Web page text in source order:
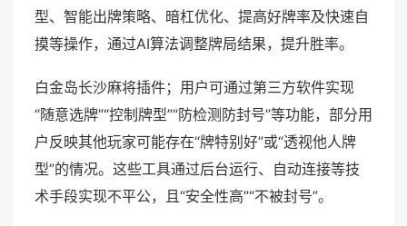
型、智能出牌策略、暗杠优化、提高好牌率及快速自
摸等操作，通过AI算法调整牌局结果，提升胜率。
白金岛长沙麻将插件；用户可通过第三方软件实现
“随意选牌”“控制牌型”“防检测防封号”等功能，部分用
户反映其他玩家可能存在“牌特别好”或“透视他人牌
型”的情况。这些工具通过后台运行、自动连接等技
术手段实现不平公，且“安全性高”“不被封号”。